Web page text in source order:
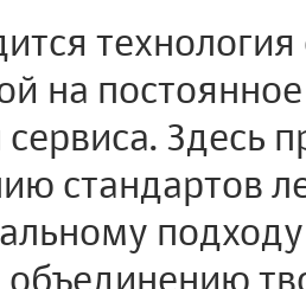
на
Здесь
стандартов
объединению